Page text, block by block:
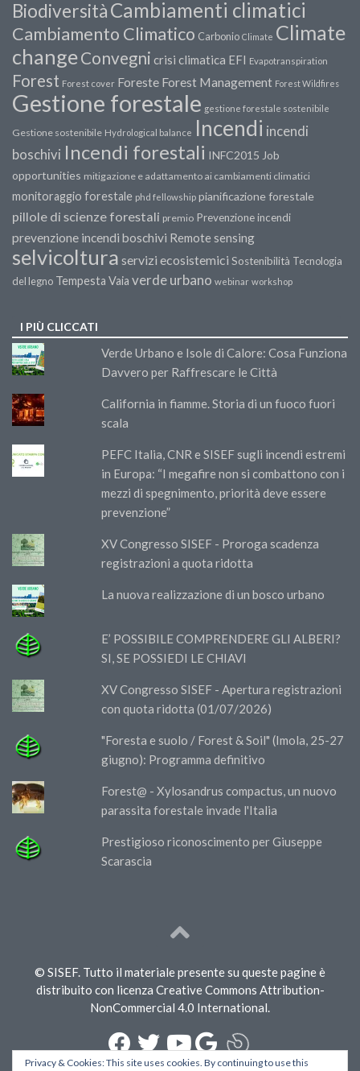
BiodiversitàCambiamenti climatici
Cambiamento Climatico Carbonio Climate Climate
changeConvegni crisi climatica EFI Evapotranspiration
Forest Forest cover Foreste Forest Management Forest Wildfires
Gestione forestale gestione forestale sostenibile
Gestione sostenibile Hydrological balance Incendi incendi
boschivi Incendi forestali INFC2015 Job
opportunities mitigazione e adattamento ai cambiamenti climatici
monitoraggio forestale phd fellowship pianificazione forestale
pillole di scienze forestali premio Prevenzione incendi
prevenzione incendi boschivi Remote sensing
selvicoltura servizi ecosistemici Sostenibilità Tecnologia
del legno Tempesta Vaia verde urbano webinar workshop
I PIÙ CLICCATI
Verde Urbano e Isole di Calore: Cosa Funziona
Davvero per Raffrescare le Città
California in fiamme. Storia di un fuoco fuori
scala
PEFC Italia, CNR e SISEF sugli incendi estremi
in Europa: “I megafire non si combattono con i
mezzi di spegnimento, priorità deve essere
prevenzione”
XV Congresso SISEF - Proroga scadenza
registrazioni a quota ridotta
La nuova realizzazione di un bosco urbano
E’ POSSIBILE COMPRENDERE GLI ALBERI?
SI, SE POSSIEDI LE CHIAVI
XV Congresso SISEF - Apertura registrazioni
con quota ridotta (01/07/2026)
"Foresta e suolo / Forest & Soil" (Imola, 25-27
giugno): Programma definitivo
Forest@ - Xylosandrus compactus, un nuovo
parassita forestale invade l'Italia
Prestigioso riconoscimento per Giuseppe
Scarascia
© SISEF. Tutto il materiale presente su queste pagine è
distribuito con licenza Creative Commons Attribution-
NonCommercial 4.0 International.
Privacy & Cookies: This site uses cookies. By continuing to use this